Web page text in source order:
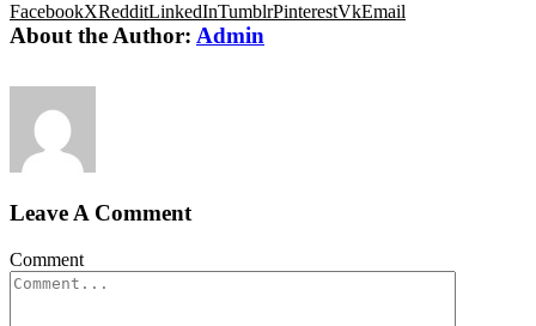
FacebookXRedditLinkedInTumblrPinterestVkEmail
About the Author: Admin
Leave A Comment
Comment